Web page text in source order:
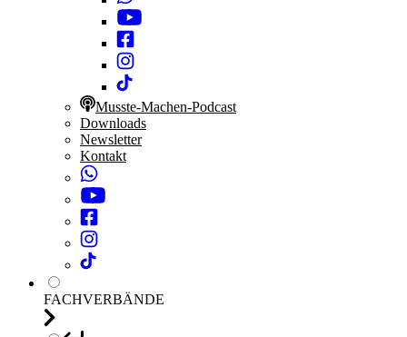
Musste-Machen-Podcast
Downloads
Newsletter
Kontakt
FACHVERBÄNDE